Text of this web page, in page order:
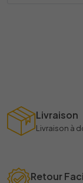
Livraison
Livraison à
Retour